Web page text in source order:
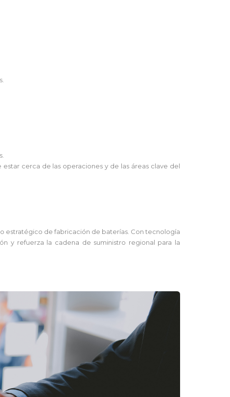
cerca de las operaciones y de las áreas clave del
estratégico de fabricación de baterías. Con tecnología
y refuerza la cadena de suministro regional para la